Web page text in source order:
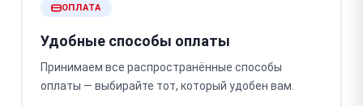
ОПЛАТА
Удобные способы оплаты
Принимаем все распространённые способы
оплаты — выбирайте тот, который удобен вам.